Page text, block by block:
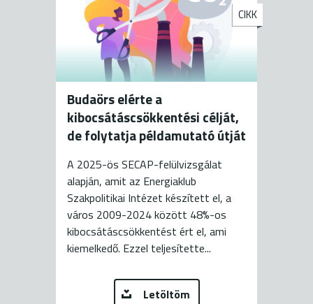
CIKK
Budaörs elérte a
kibocsátáscsökkentési célját,
de folytatja példamutató útját
A 2025-ös SECAP-felülvizsgálat
alapján, amit az Energiaklub
Szakpolitikai Intézet készített el, a
város 2009-2024 között 48%-os
kibocsátáscsökkentést ért el, ami
kiemelkedő. Ezzel teljesítette...
Letöltöm